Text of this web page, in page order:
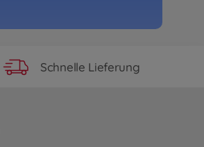
Schnelle Lieferung